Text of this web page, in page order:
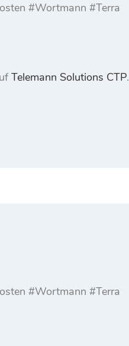
#Wortmann #Terra
Telemann Solutions CTP.
#Wortmann #Terra